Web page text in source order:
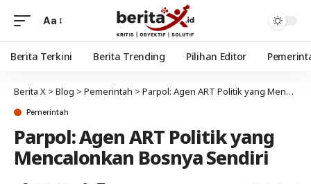
Aa
Berita Terkini Berita Trending Pilihan Editor
Berita X > Blog > Pemerintah > Parpol: Agen ART Politik yang Mencalonkan Bosnya Sendiri
Pemerintah
Parpol: Agen ART Politik yang
Mencalonkan Bosnya Sendiri